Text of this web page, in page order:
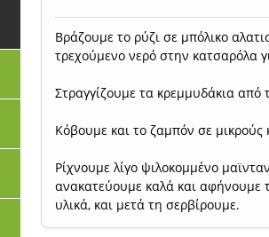
Βράζουμε το ρύζι σε μπόλικο
τρεχούμενο νερό στην κατσαρόλα
Στραγγίζουμε τα κρεμμυδάκια από
Κόβουμε και το ζαμπόν σε μικρούς
Ρίχνουμε λίγο ψιλοκομμένο
ανακατεύουμε καλά και αφήνουμε
υλικά, και μετά τη σερβίρουμε.